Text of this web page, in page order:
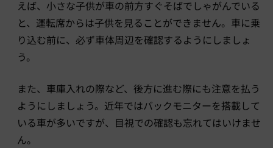
えば、小さな子供が車の前方すぐそばでしゃがんでいる
と、運転席からは子供を見ることができません。車に乗
り込む前に、必ず車体周辺を確認するようにしましょ
う。
また、車庫入れの際など、後方に進む際にも注意を払う
ようにしましょう。近年ではバックモニターを搭載して
いる車が多いですが、目視での確認も忘れてはいけませ
ん。